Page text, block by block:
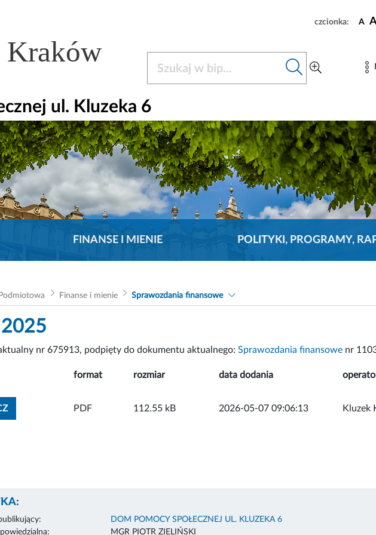
czcionka: A
Kraków
ul. Kluzeka 6
FINANSE I MIENIE POLITYKI, PROGRAMY,
Finanse i mienie Sprawozdania finansowe
nr 675913, podpięty do dokumentu aktualnego: Sprawozdania finansowe nr
format rozmiar data dodania
ZOBACZ ZAŁĄCZNIK
PDF 112.55 kB 2026-05-07 09:06:13 Kluzek
DOM POMOCY SPOŁECZNEJ UL. KLUZEKA 6
MGR PIOTR ZIELIŃSKI